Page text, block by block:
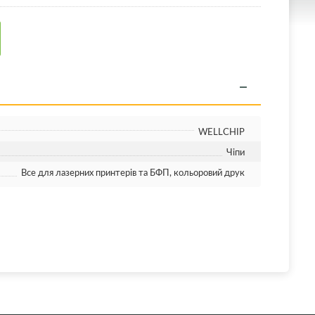
WELLCHIP
Чіпи
Все для лазерних принтерів та БФП, кольоровий друк